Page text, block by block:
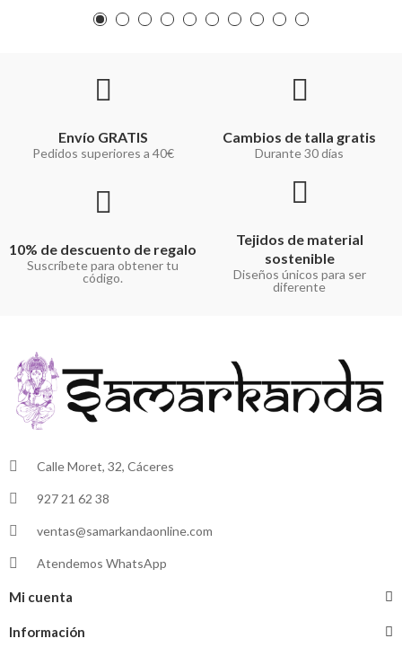
Envío GRATIS
Pedidos superiores a 40€
Cambios de talla gratis
Durante 30 días
10% de descuento de regalo
Suscríbete para obtener tu
código.
Tejidos de material
sostenible
Diseños únicos para ser
diferente
Calle Moret, 32, Cáceres
927 21 62 38
ventas@samarkandaonline.com
Atendemos WhatsApp
Mi cuenta
Información